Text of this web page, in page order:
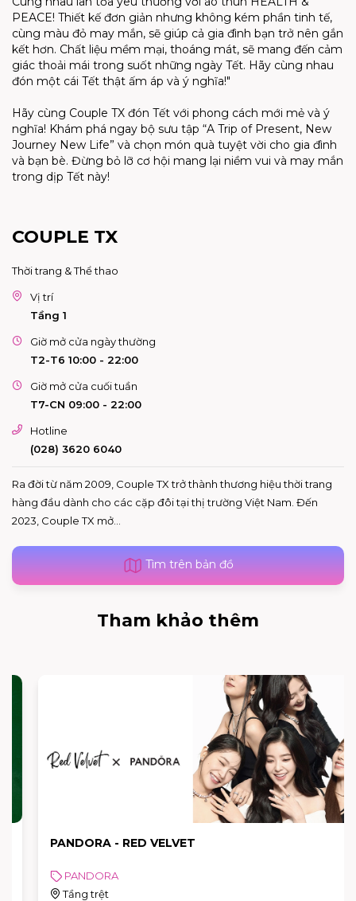
PEACE! Thiết kế đơn giản nhưng không kém phần tinh tế,
cùng màu đỏ may mắn, sẽ giúp cả gia đình bạn trở nên gắn
kết hơn. Chất liệu mềm mại, thoáng mát, sẽ mang đến cảm
giác thoải mái trong suốt những ngày Tết. Hãy cùng nhau
đón một cái Tết thật ấm áp và ý nghĩa!"
Hãy cùng Couple TX đón Tết với phong cách mới mẻ và ý
nghĩa! Khám phá ngay bộ sưu tập “A Trip of Present, New
Journey New Life” và chọn món quà tuyệt vời cho gia đình
và bạn bè. Đừng bỏ lỡ cơ hội mang lại niềm vui và may mắn
trong dịp Tết này!
COUPLE TX
Thời trang & Thể thao
Vị trí
Tầng 1
Giờ mở cửa ngày thường
T2-T6 10:00 - 22:00
Giờ mở cửa cuối tuần
T7-CN 09:00 - 22:00
Hotline
(028) 3620 6040
Ra đời từ năm 2009, Couple TX trở thành thương hiệu thời trang
hàng đầu dành cho các cặp đôi tại thị trường Việt Nam. Đến
2023, Couple TX mở...
Tìm trên bản đồ
Tham khảo thêm
PANDORA - RED VELVET
PANDORA
Tầng trệt